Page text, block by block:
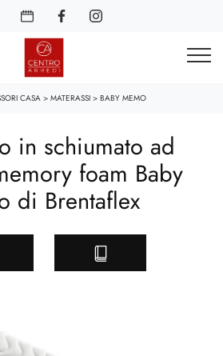
CASA> MATERASSI > BABY MEMO
in schiumato ad
foam Baby
di Brentaflex